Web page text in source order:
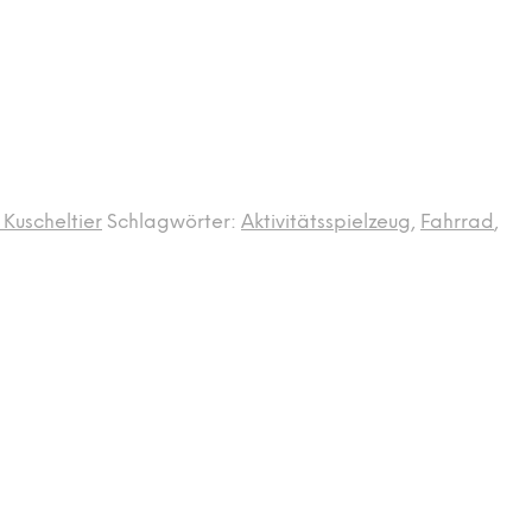
Schlagwörter: Aktivitätsspielzeug, Fahrrad ,